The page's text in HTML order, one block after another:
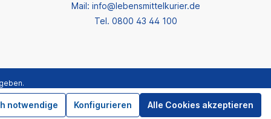
Mail: info@lebensmittelkurier.de
Tel. 0800 43 44 100
notwendige Konfigurieren Alle Cookies akzeptieren